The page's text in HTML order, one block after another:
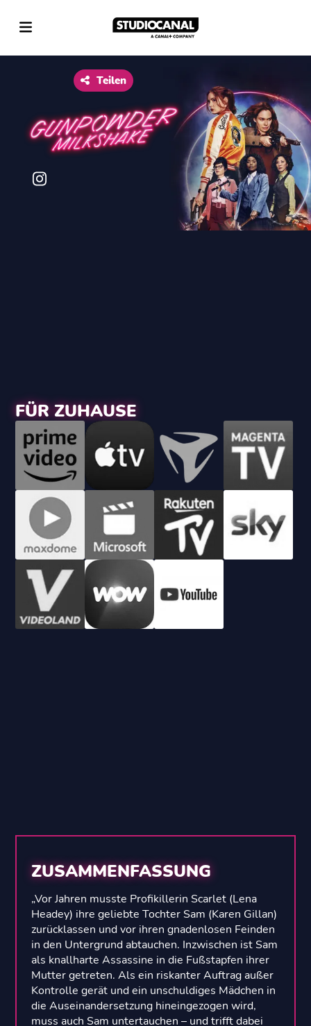
Teilen
FÜR ZUHAUSE
ZUSAMMENFASSUNG
„Vor Jahren musste Profikillerin Scarlet (Lena
Headey) ihre geliebte Tochter Sam (Karen Gillan)
zurücklassen und vor ihren gnadenlosen Feinden
in den Untergrund abtauchen. Inzwischen ist Sam
als knallharte Assassine in die Fußstapfen ihrer
Mutter getreten. Als ein riskanter Auftrag außer
Kontrolle gerät und ein unschuldiges Mädchen in
die Auseinandersetzung hineingezogen wird,
muss auch Sam untertauchen – und trifft dabei
Datenschutz Geschäftsbedingungen
usheru